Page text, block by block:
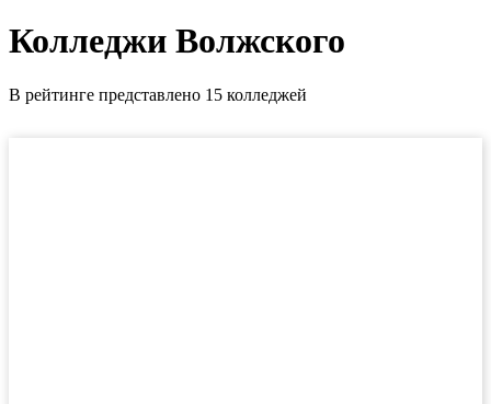
Колледжи Волжского
В рейтинге представлено 15 колледжей